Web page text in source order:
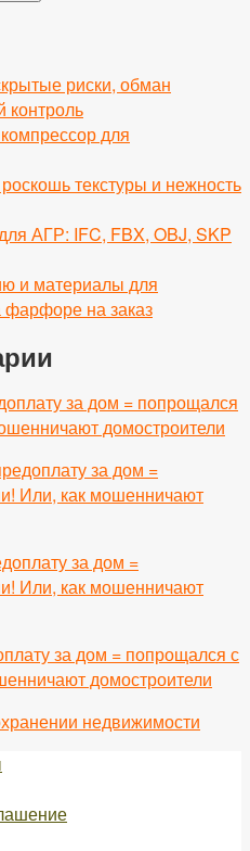
риски, обман
контроль
для
текстуры и нежность
АГР: IFC, FBX, OBJ, SKP
и материалы для
фарфоре на заказ
за дом = попрощался
домостроители
за дом =
Или, как мошенничают
за дом =
Или, как мошенничают
за дом = попрощался с
домостроители
недвижимости